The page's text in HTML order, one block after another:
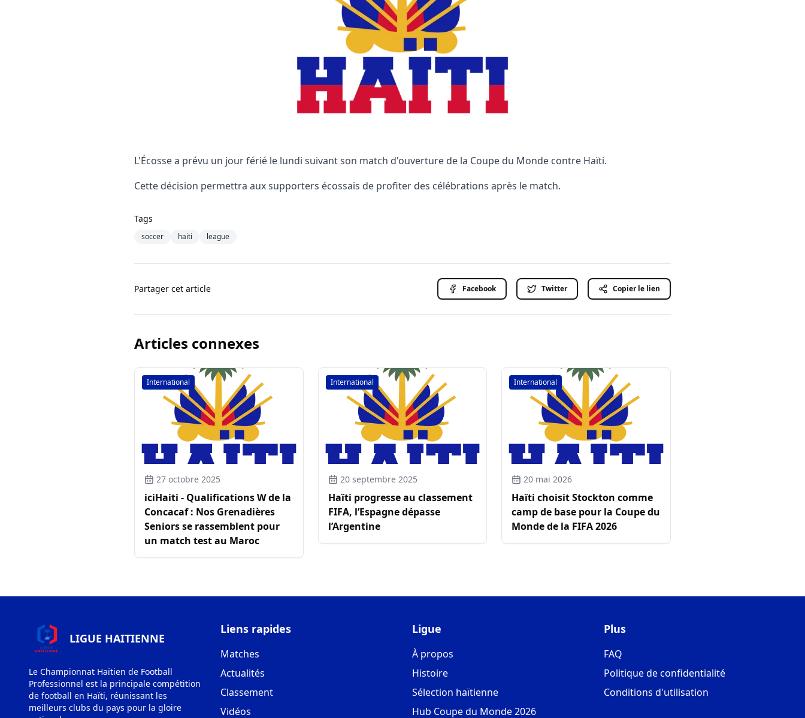
L'Écosse a prévu un jour férié le lundi suivant son match d'ouverture de la Coupe du Monde contre Haïti.
Cette décision permettra aux supporters écossais de profiter des célébrations après le match.
Tags
soccer haiti league
Partager cet article Facebook Twitter Copier le lien
Articles connexes
International
27 octobre 2025
iciHaiti - Qualifications W de la
Concacaf : Nos Grenadières
Seniors se rassemblent pour
un match test au Maroc
International
20 septembre 2025
Haïti progresse au classement
FIFA, l’Espagne dépasse
l’Argentine
International
20 mai 2026
Haïti choisit Stockton comme
camp de base pour la Coupe du
Monde de la FIFA 2026
LIGUE HAITIENNE
Le Championnat Haïtien de Football
Professionnel est la principale compétition
de football en Haïti, réunissant les
meilleurs clubs du pays pour la gloire
Liens rapides
Matches
Actualités
Classement
Vidéos
Ligue
À propos
Histoire
Sélection haïtienne
Hub Coupe du Monde 2026
Plus
FAQ
Politique de confidentialité
Conditions d'utilisation